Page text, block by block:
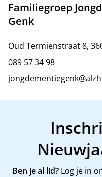
Familiegroep
Genk
Oud Termienstraat 8,
089 57 34 98
Ben je al lid?Log je in